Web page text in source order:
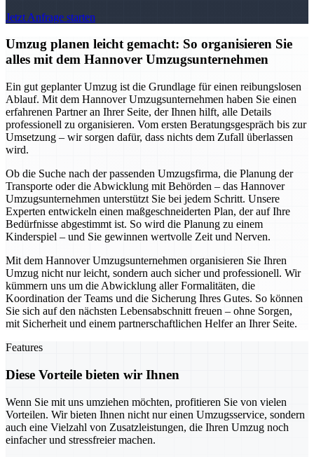
Jetzt Anfrage starten
Umzug planen leicht gemacht: So organisieren Sie
alles mit dem Hannover Umzugsunternehmen
Ein gut geplanter Umzug ist die Grundlage für einen reibungslosen
Ablauf. Mit dem Hannover Umzugsunternehmen haben Sie einen
erfahrenen Partner an Ihrer Seite, der Ihnen hilft, alle Details
professionell zu organisieren. Vom ersten Beratungsgespräch bis zur
Umsetzung – wir sorgen dafür, dass nichts dem Zufall überlassen
wird.
Ob die Suche nach der passenden Umzugsfirma, die Planung der
Transporte oder die Abwicklung mit Behörden – das Hannover
Umzugsunternehmen unterstützt Sie bei jedem Schritt. Unsere
Experten entwickeln einen maßgeschneiderten Plan, der auf Ihre
Bedürfnisse abgestimmt ist. So wird die Planung zu einem
Kinderspiel – und Sie gewinnen wertvolle Zeit und Nerven.
Mit dem Hannover Umzugsunternehmen organisieren Sie Ihren
Umzug nicht nur leicht, sondern auch sicher und professionell. Wir
kümmern uns um die Abwicklung aller Formalitäten, die
Koordination der Teams und die Sicherung Ihres Gutes. So können
Sie sich auf den nächsten Lebensabschnitt freuen – ohne Sorgen,
mit Sicherheit und einem partnerschaftlichen Helfer an Ihrer Seite.
Features
Diese Vorteile bieten wir Ihnen
Wenn Sie mit uns umziehen möchten, profitieren Sie von vielen
Vorteilen. Wir bieten Ihnen nicht nur einen Umzugsservice, sondern
auch eine Vielzahl von Zusatzleistungen, die Ihren Umzug noch
einfacher und stressfreier machen.